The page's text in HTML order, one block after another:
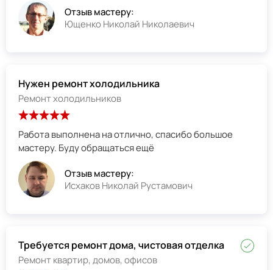
Отзыв мастеру:
Ющенко Николай Николаевич
Нужен ремонт холодильника
Ремонт холодильников
Работа выполнена на отлично, спасибо большое
мастеру. Буду обращаться ещё
Отзыв мастеру:
Исхаков Николай Рустамович
Требуется ремонт дома, чистовая отделка
Ремонт квартир, домов, офисов